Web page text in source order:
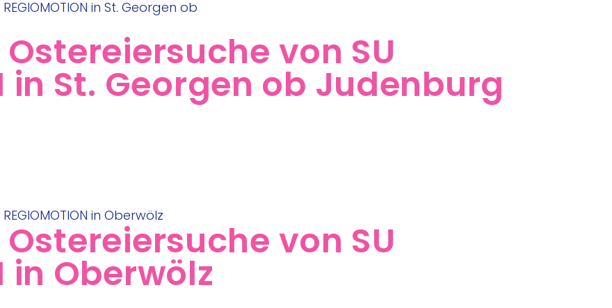
von SU
in St. Georgen ob Judenburg
von SU
in Oberwölz